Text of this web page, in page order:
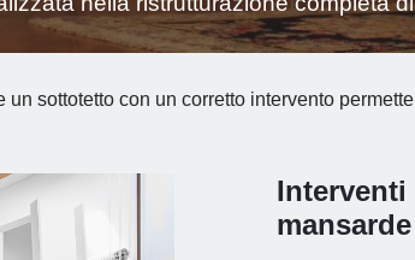
un sottotetto con un corretto intervento
mansarde